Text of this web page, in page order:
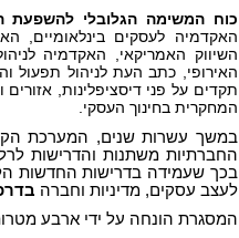
כוח המשימה הגלובלי להשפעת
האקדמיה לעסקים בינלאומיים,
השיווק האמריקאי, האקדמיה
האירופי, כתב העת לניהול תפעול
תקדים על פני דיסציפלינות,
המחקרית בחינוך העסקי.
במשך עשרות שנים, המערכת
החברתיות משתנות והדרישות
בכך שעמידה בדרישות החדשות
לעצב עסקים, מדיניות וחברה
המסגרת הונחה על ידי ארבע